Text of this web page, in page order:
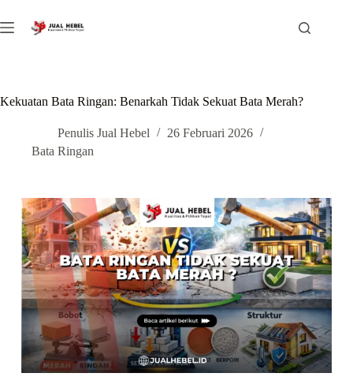
Kekuatan Bata Ringan: Benarkah Tidak Sekuat Bata Merah?
Penulis Jual Hebel
26 Februari 2026
Bata Ringan